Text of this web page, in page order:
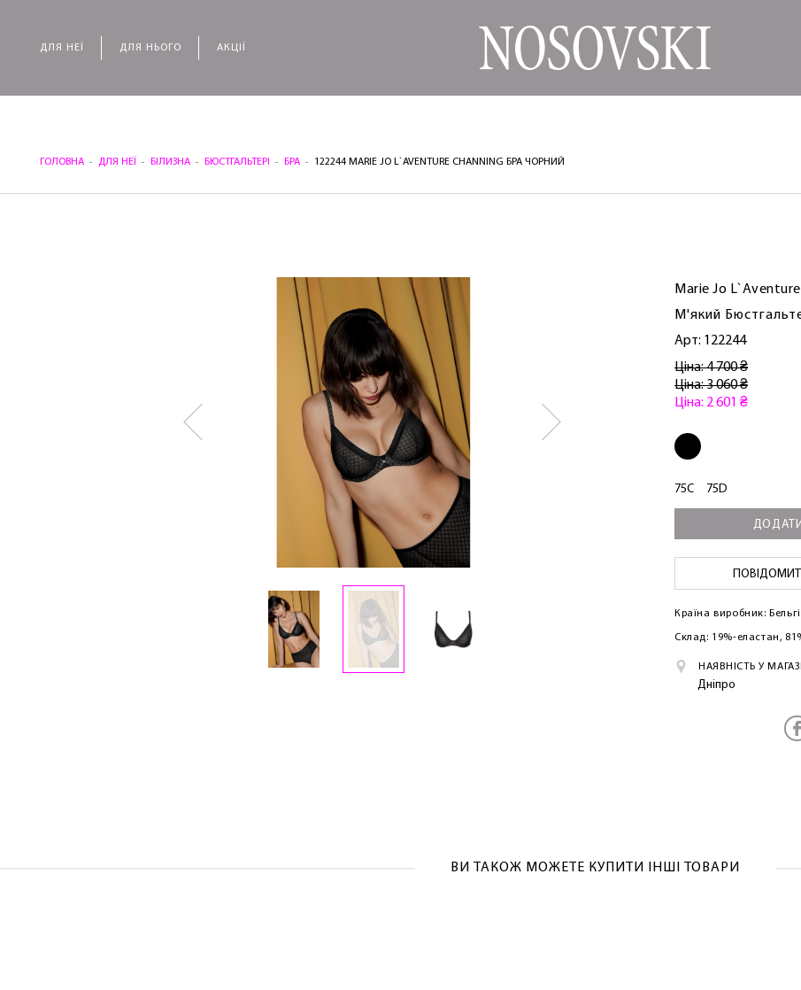
ДЛЯ НЕЇ ДЛЯ НЬОГО АКЦІЇ
ГОЛОВНА ДЛЯ НЕЇ БІЛИЗНА БЮСТГАЛЬТЕРІ БРА 122244 MARIE JO L`AVENTURE CHANNING БРА ЧОРНИЙ
Marie Jo L`Aventure
М'який
Арт: 122244
Ціна: 4 700 ₴
Ціна: 3 060 ₴
Ціна: 2 601 ₴
75C 75D
Країна виробник:
Склад: 19%-еластан,
НАЯВНІСТЬ У
Дніпро
ВИ ТАКОЖ МОЖЕТЕ КУПИТИ ІНШІ ТОВАРИ